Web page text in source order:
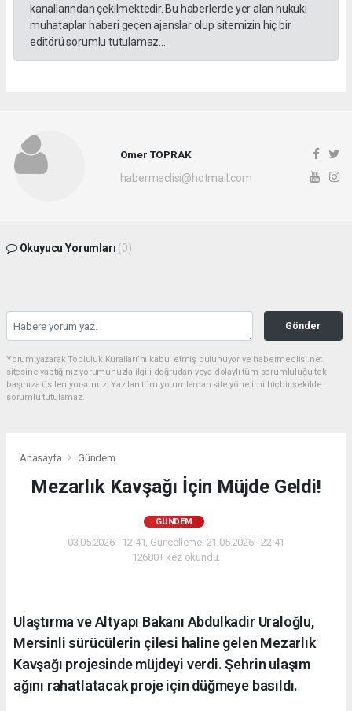
kanallarından çekilmektedir. Bu haberlerde yer alan hukuki
muhataplar haberi geçen ajanslar olup sitemizin hiç bir
editörü sorumlu tutulamaz...
Ömer TOPRAK
habermeclisi@hotmail.com
Okuyucu Yorumları (0)
Gönder
Yorum yazarak Topluluk Kuralları’nı kabul etmiş bulunuyor ve habermeclisi.net
sitesine yaptığınız yorumunuzla ilgili doğrudan veya dolaylı tüm sorumluluğu tek
başınıza üstleniyorsunuz. Yazılan tüm yorumlardan site yönetimi hiçbir şekilde
sorumlu tutulamaz.
Anasayfa Gündem
Mezarlık Kavşağı İçin Müjde Geldi!
GÜNDEM
03.05.2026 - 12:41, Güncelleme: 21.05.2026 - 22:41
12680+ kez okundu.
Ulaştırma ve Altyapı Bakanı Abdulkadir Uraloğlu,
Mersinli sürücülerin çilesi haline gelen Mezarlık
Kavşağı projesinde müjdeyi verdi. Şehrin ulaşım
ağını rahatlatacak proje için düğmeye basıldı.